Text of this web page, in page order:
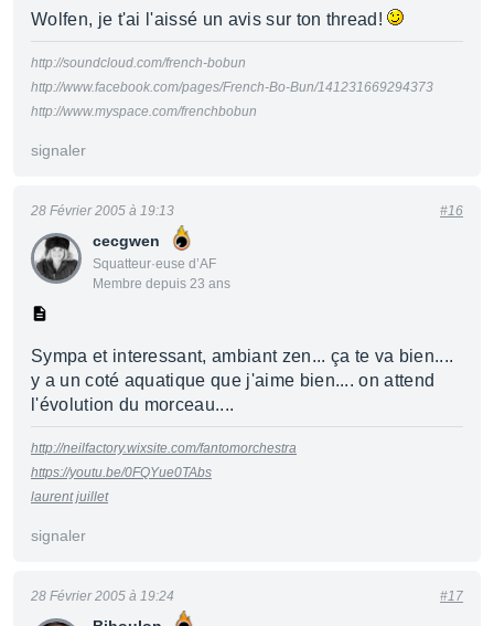
Wolfen, je t'ai l'aissé un avis sur ton thread!
http://soundcloud.com/french-bobun
http://www.facebook.com/pages/French-Bo-Bun/141231669294373
http://www.myspace.com/frenchbobun
signaler
cecgwen
Squatteur·euse d’AF
Membre depuis 23 ans
28 Février 2005 à 19:13 #16
Sympa et interessant, ambiant zen... ça te va bien....
y a un coté aquatique que j'aime bien.... on attend
l'évolution du morceau....
http://neilfactory.wixsite.com/fantomorchestra
https://youtu.be/0FQYue0TAbs
laurent juillet
signaler
28 Février 2005 à 19:24 #17